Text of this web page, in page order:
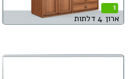
1
ארון 4 דלתות